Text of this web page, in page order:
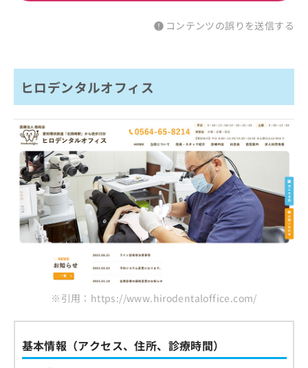
コンテンツの誤りを送信する
ヒロデンタルオフィス
※引用：https://www.hirodentaloffice.com/
基本情報（アクセス、住所、診療時間）